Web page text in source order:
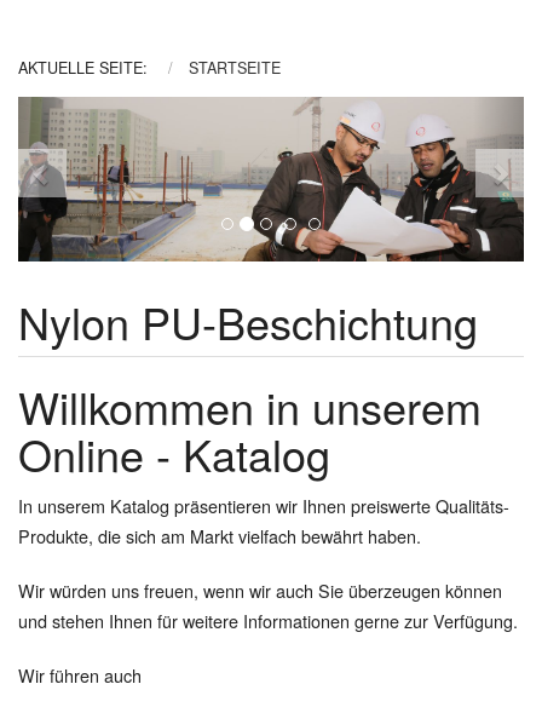
AKTUELLE SEITE: STARTSEITE
Previous
Nylon PU-Beschichtung
Willkommen in unserem
Online - Katalog
In unserem Katalog präsentieren wir Ihnen preiswerte Qualitäts-
Produkte, die sich am Markt vielfach bewährt haben.
Wir würden uns freuen, wenn wir auch Sie überzeugen können
und stehen Ihnen für weitere Informationen gerne zur Verfügung.
Wir führen auch